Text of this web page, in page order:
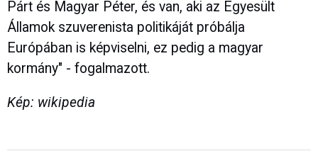
Párt és Magyar Péter, és van, aki az Egyesült
Államok szuverenista politikáját próbálja
Európában is képviselni, ez pedig a magyar
kormány" - fogalmazott.
Kép: wikipedia